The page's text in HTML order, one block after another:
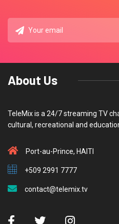
About Us
TeleMix is a 24/7 streaming TV
cultural, recreational and
Port-au-Prince, HAITI
+509 2991 7777
contact@telemix.tv